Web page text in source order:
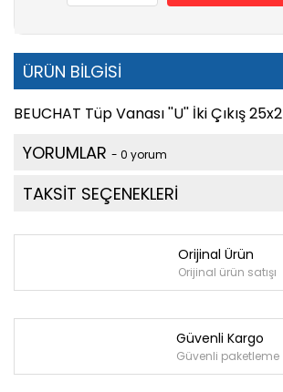
ÜRÜN BİLGİSİ
BEUCHAT Tüp Vanası ''U'' İki Çıkış 25x2
YORUMLAR - 0 yorum
TAKSİT SEÇENEKLERİ
Orijinal Ürün
Orijinal ürün satışı
Güvenli Kargo
Güvenli paketleme